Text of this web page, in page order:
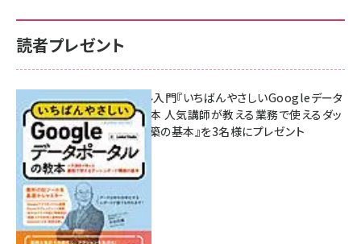
読者プレゼント
無料BIツール入門『いちばんやさしいGoogleデータ
ポータルの教本 人気講師が教える業務で使えるダッ
シュボード構築の基本』を3名様にプレゼント
7月31日 10:00